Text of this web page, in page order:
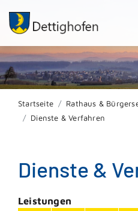
Startseite Rathaus &
Dienste & Verfahren
Dienste &
Leistungen